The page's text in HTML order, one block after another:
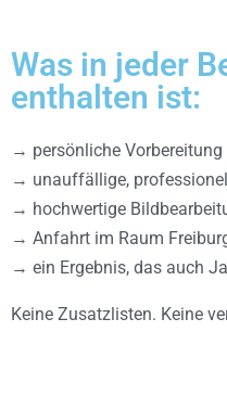
Was in jeder
enthalten ist:
→ persönliche
→ unauffällige,
→ hochwertige
→ Anfahrt im Raum
→ ein Ergebnis, das auch
Keine Zusatzlisten. Keine